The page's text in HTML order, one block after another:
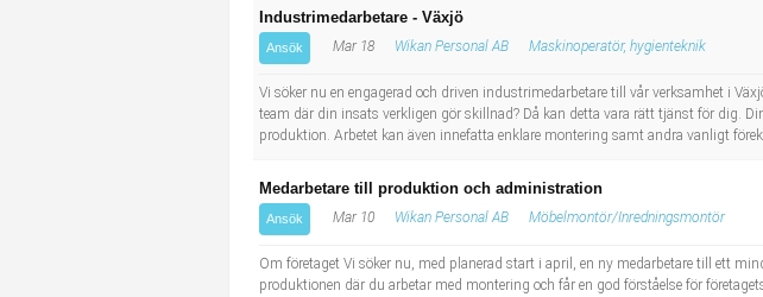
Kropps- och skönhetsvård
Naturvetenskapligt arbete
Tidningsbud/Tidningsdistributör
Lärare i fritidshem/Fritidspedagog
Taxiförare/Taxichaufför
Läkarsekreterare/Vårdadmin/Medicinsk sekreterare
Industrimedarbetare - Växjö
Ansök Mar 18 Wikan Personal AB Maskinoperatör, hygienteknik
Vi söker nu en engagerad och driven industrimedarbetare till vår verksamhet i
team där din insats verkligen gör skillnad? Då kan detta vara rätt tjänst för dig.
produktion. Arbetet kan även innefatta enklare montering samt andra vanligt
Medarbetare till produktion och administration
Ansök Mar 10 Wikan Personal AB Möbelmontör/Inredningsmontör
Om företaget Vi söker nu, med planerad start i april, en ny medarbetare till ett
produktionen där du arbetar med montering och får en god förståelse för